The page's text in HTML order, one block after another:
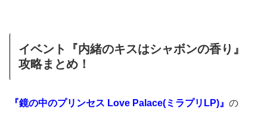
イベント『内緒のキスはシャボンの香り』
攻略まとめ！
『鏡の中のプリンセス Love Palace(ミラプリLP)』 の